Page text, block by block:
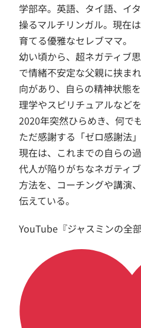
学部卒。英語、タイ語、イ
操るマルチリンガル。現在
育てる優雅なセレブママ。
幼い頃から、超ネガティブ
で情緒不安定な父親に挟ま
向があり、自らの精神状態
理学やスピリチュアルなどを
2020年突然ひらめき、何で
ただ感謝する「ゼロ感謝法」
現在は、これまでの自らの
代人が陥りがちなネガティ
方法を、コーチングや講演
伝えている。
YouTube『ジャスミンの全